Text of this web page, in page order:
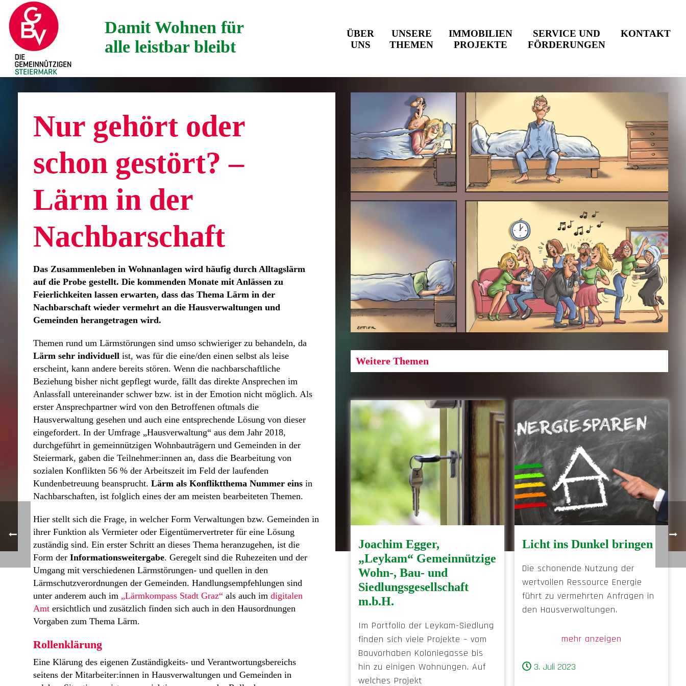
Damit Wohnen für
alle leistbar bleibt
ÜBER
UNS
UNSERE
THEMEN
IMMOBILIEN
PROJEKTE
SERVICE UND
FÖRDERUNGEN
KONTAKT
Nur gehört oder
schon gestört? –
Lärm in der
Nachbarschaft
Das Zusammenleben in Wohnanlagen wird häufig durch Alltagslärm
auf die Probe gestellt. Die kommenden Monate mit Anlässen zu
Feierlichkeiten lassen erwarten, dass das Thema Lärm in der
Nachbarschaft wieder vermehrt an die Hausverwaltungen und
Gemeinden herangetragen wird.
Themen rund um Lärmstörungen sind umso schwieriger zu behandeln, da
Lärm sehr individuell ist, was für die eine/den einen selbst als leise
erscheint, kann andere bereits stören. Wenn die nachbarschaftliche
Beziehung bisher nicht gepflegt wurde, fällt das direkte Ansprechen im
Anlassfall untereinander schwer bzw. ist in der Emotion nicht möglich. Als
erster Ansprechpartner wird von den Betroffenen oftmals die
Hausverwaltung gesehen und auch eine entsprechende Lösung von dieser
eingefordert. In der Umfrage „Hausverwaltung“ aus dem Jahr 2018,
durchgeführt in gemeinnützigen Wohnbauträgern und Gemeinden in der
Steiermark, gaben die Teilnehmer:innen an, dass die Bearbeitung von
sozialen Konflikten 56 % der Arbeitszeit im Feld der laufenden
Kundenbetreuung beansprucht. Lärm als Konfliktthema Nummer eins in
Nachbarschaften, ist folglich eines der am meisten bearbeiteten Themen.
Hier stellt sich die Frage, in welcher Form Verwaltungen bzw. Gemeinden in
ihrer Funktion als Vermieter oder Eigentümervertreter für eine Lösung
zuständig sind. Ein erster Schritt an dieses Thema heranzugehen, ist die
Form der Informationsweitergabe. Geregelt sind die Ruhezeiten und der
Umgang mit verschiedenen Lärmstörungen- und quellen in den
Lärmschutzverordnungen der Gemeinden. Handlungsempfehlungen sind
unter anderem auch im „Lärmkompass Stadt Graz“ als auch im digitalen
Amt ersichtlich und zusätzlich finden sich auch in den Hausordnungen
Vorgaben zum Thema Lärm.
Rollenklärung
Eine Klärung des eigenen Zuständigkeits- und Verantwortungsbereichs
seitens der Mitarbeiter:innen in Hausverwaltungen und Gemeinden in
Weitere Themen
Joachim Egger,
„Leykam“ Gemeinnützige
Wohn-, Bau- und
Siedlungsgesellschaft
m.b.H.
Im Portfolio der Leykam-Siedlung
finden sich viele Projekte – vom
Bauvorhaben Koloniegasse bis
hin zu einigen Wohnungen. Auf
welches Projekt
Licht ins Dunkel bringen
Die schonende Nutzung der
wertvollen Ressource Energie
führt zu vermehrten Anfragen in
den Hausverwaltungen.
mehr anzeigen
3. Juli 2023